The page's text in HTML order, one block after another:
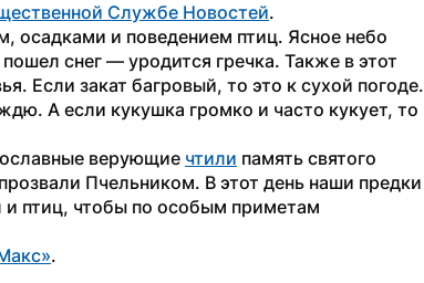
Службе Новостей.
осадками и поведением птиц. Ясное небо
снег — уродится гречка. Также в этот
Если закат багровый, то это к сухой погоде.
А если кукушка громко и часто кукует, то
верующие чтили память святого
Пчельником. В этот день наши предки
и птиц, чтобы по особым приметам
.